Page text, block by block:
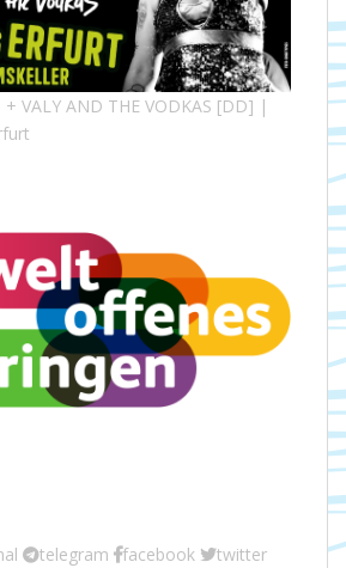
+ VALY AND THE VODKAS [DD] |
telegram facebook twitter